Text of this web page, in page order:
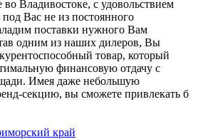
во Владивостоке, с удовольствием
Вас не из постоянного
поставки нужного Вам
одним из наших дилеров, Вы
товар, который
финансовую отдачу с
Имея даже небольшую
секцию, вы сможете привлекать б
край